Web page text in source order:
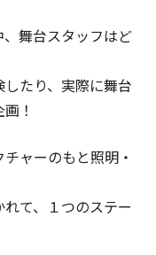
舞台スタッフはど
たり、実際に舞台
！
ャーのもと照明・
て、１つのステー